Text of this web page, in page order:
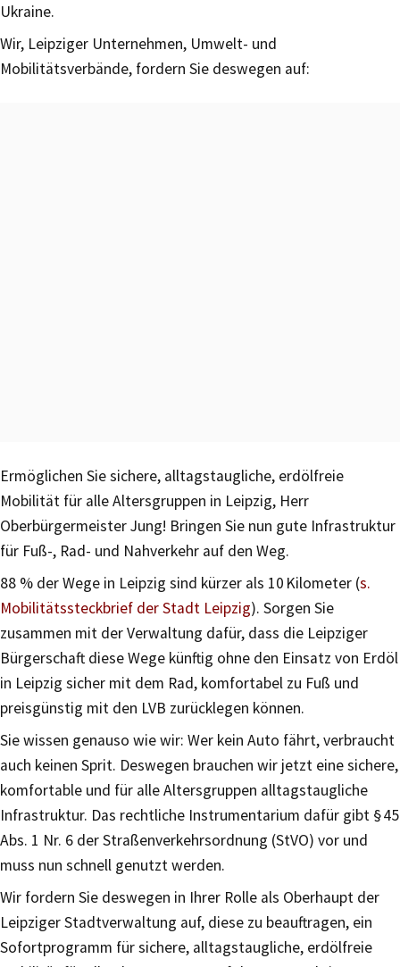
Ukraine.
Wir, Leipziger Unternehmen, Umwelt- und
Mobilitätsverbände, fordern Sie deswegen auf:
Ermöglichen Sie sichere, alltagstaugliche, erdölfreie
Mobilität für alle Altersgruppen in Leipzig, Herr
Oberbürgermeister Jung! Bringen Sie nun gute Infrastruktur
für Fuß-, Rad- und Nahverkehr auf den Weg.
88 % der Wege in Leipzig sind kürzer als 10 Kilometer (s.
Mobilitätssteckbrief der Stadt Leipzig). Sorgen Sie
zusammen mit der Verwaltung dafür, dass die Leipziger
Bürgerschaft diese Wege künftig ohne den Einsatz von Erdöl
in Leipzig sicher mit dem Rad, komfortabel zu Fuß und
preisgünstig mit den LVB zurücklegen können.
Sie wissen genauso wie wir: Wer kein Auto fährt, verbraucht
auch keinen Sprit. Deswegen brauchen wir jetzt eine sichere,
komfortable und für alle Altersgruppen alltagstaugliche
Infrastruktur. Das rechtliche Instrumentarium dafür gibt § 45
Abs. 1 Nr. 6 der Straßenverkehrsordnung (StVO) vor und
muss nun schnell genutzt werden.
Wir fordern Sie deswegen in Ihrer Rolle als Oberhaupt der
Leipziger Stadtverwaltung auf, diese zu beauftragen, ein
Sofortprogramm für sichere, alltagstaugliche, erdölfreie